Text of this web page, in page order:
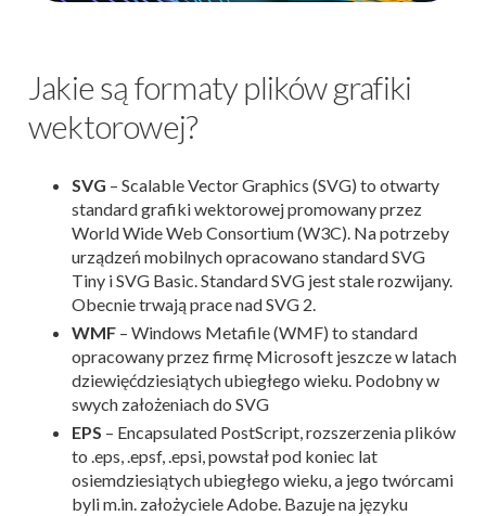
Jakie są formaty plików grafiki
wektorowej?
SVG – Scalable Vector Graphics (SVG) to otwarty
standard grafiki wektorowej promowany przez
World Wide Web Consortium (W3C). Na potrzeby
urządzeń mobilnych opracowano standard SVG
Tiny i SVG Basic. Standard SVG jest stale rozwijany.
Obecnie trwają prace nad SVG 2.
WMF – Windows Metafile (WMF) to standard
opracowany przez firmę Microsoft jeszcze w latach
dziewięćdziesiątych ubiegłego wieku. Podobny w
swych założeniach do SVG
EPS – Encapsulated PostScript, rozszerzenia plików
to .eps, .epsf, .epsi, powstał pod koniec lat
osiemdziesiątych ubiegłego wieku, a jego twórcami
byli m.in. założyciele Adobe. Bazuje na języku